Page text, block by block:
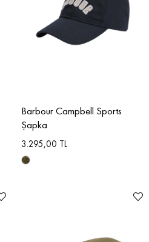
Barbour Campbell Sports
Şapka
3.295,00 TL